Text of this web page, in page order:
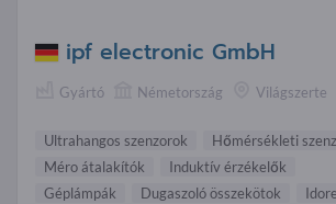
ipf electronic GmbH
Gyártó Németország Világszerte
Ultrahangos szenzorok
Hőmérsékleti
Méro átalakítók
Induktív érzékelők
Géplámpák
Dugaszoló összekötok